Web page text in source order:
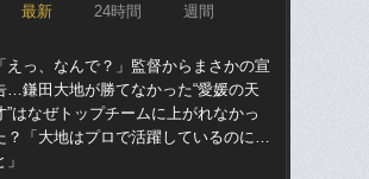
最新 24時間 週間
「えっ、なんで？」監督からまさかの宣
…鎌田大地が勝てなかった“愛媛の天
”はなぜトップチームに上がれなかっ
？「大地はプロで活躍しているのに…
」